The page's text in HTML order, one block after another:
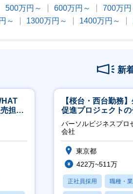
500万円～ 600万円～ 700万円
～ 1300万円～ 1400万円～
新
担当
【桜台・西台勤務
促進プロジェクト
パーソルビジネスプロ
会社
東京都
422万~511万
正社員採用 職種・